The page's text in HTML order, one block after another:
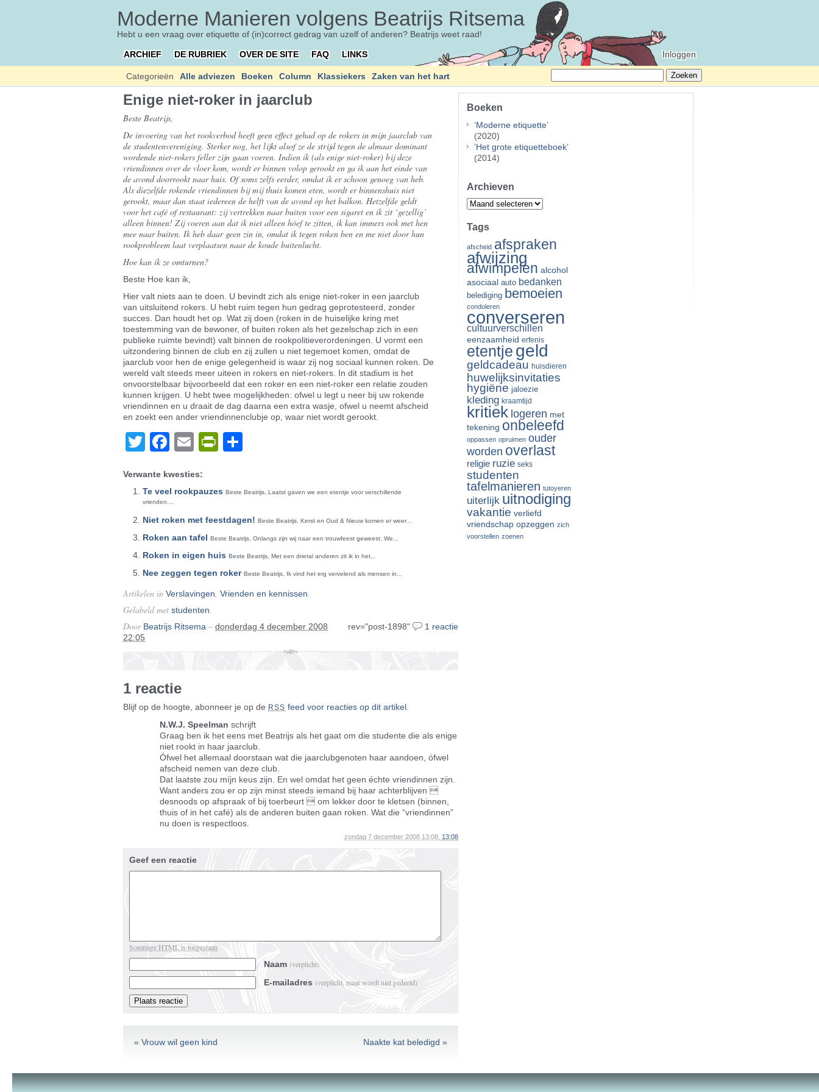
Moderne Manieren volgens Beatrijs Ritsema
Hebt u een vraag over etiquette of (in)correct gedrag van uzelf of anderen? Beatrijs weet raad!
ARCHIEF DE RUBRIEK OVER DE SITE FAQ LINKS
Inloggen
naar:
Categorieën Alle adviezen Boeken Column Klassiekers Zaken van het hart
Enige niet-roker in jaarclub
Beste Beatrijs,
De invoering van het rookverbod heeft geen effect gehad op de rokers in mijn jaarclub van
de studentenvereniging. Sterker nog, het lijkt alsof ze de strijd tegen de almaar dominant
wordende niet-rokers feller zijn gaan voeren. Indien ik (als enige niet-roker) bij deze
vriendinnen over de vloer kom, wordt er binnen volop gerookt en ga ik aan het einde van
de avond doorrookt naar huis. Of soms zelfs eerder, omdat ik er schoon genoeg van heb.
Als diezelfde rokende vriendinnen bij mij thuis komen eten, wordt er binnenshuis niet
gerookt, maar dan staat iedereen de helft van de avond op het balkon. Hetzelfde geldt
voor het café of restaurant: zij vertrekken naar buiten voor een sigaret en ik zit ‘gezellig’
alleen binnen! Zij voeren aan dat ik niet alleen hóef te zitten, ik kan immers ook met hen
mee naar buiten. Ik heb daar geen zin in, omdat ik tegen roken ben en me niet door hun
rookprobleem laat verplaatsen naar de koude buitenlucht.
Hoe kan ik ze omturnen?
Beste Hoe kan ik,
Hier valt niets aan te doen. U bevindt zich als enige niet-roker in een jaarclub
van uitsluitend rokers. U hebt ruim tegen hun gedrag geprotesteerd, zonder
succes. Dan houdt het op. Wat zij doen (roken in de huiselijke kring met
toestemming van de bewoner, of buiten roken als het gezelschap zich in een
publieke ruimte bevindt) valt binnen de rookpolitieverordeningen. U vormt een
uitzondering binnen de club en zij zullen u niet tegemoet komen, omdat de
jaarclub voor hen de enige gelegenheid is waar zij nog sociaal kunnen roken. De
wereld valt steeds meer uiteen in rokers en niet-rokers. In dit stadium is het
onvoorstelbaar bijvoorbeeld dat een roker en een niet-roker een relatie zouden
kunnen krijgen. U hebt twee mogelijkheden: ofwel u legt u neer bij uw rokende
vriendinnen en u draait de dag daarna een extra wasje, ofwel u neemt afscheid
en zoekt een ander vriendinnenclubje op, waar niet wordt gerookt.
TwitterFacebook
EmailPrintFriendly
Verwante kwesties:
Te veel rookpauzes Beste Beatrijs, Laatst gaven we een etentje voor verschillende
vrienden....
Niet roken met feestdagen! Beste Beatrijs, Kerst en Oud & Nieuw komen er weer...
Roken aan tafel Beste Beatrijs, Onlangs zijn wij naar een trouwfeest geweest. We...
Roken in eigen huis Beste Beatrijs, Met een drietal anderen zit ik in het...
Nee zeggen tegen roker Beste Beatrijs, Ik vind het erg vervelend als mensen in...
Artikelen in Verslavingen, Vrienden en kennissen.
Gelabeld met studenten.
rev="post-1898" 1 reactie
Door Beatrijs Ritsema – donderdag 4 december 2008
22:05
1 reactie
Blijf op de hoogte, abonneer je op de RSS feed voor reacties op dit artikel
N.W.J. Speelman schrijft
Graag ben ik het eens met Beatrijs als het gaat om die studente die als enige
niet rookt in haar jaarclub.
Ófwel het allemaal doorstaan wat die jaarclubgenoten haar aandoen, ófwel
afscheid nemen van deze club.
Dat laatste zou míjn keus zijn. En wel omdat het geen échte vriendinnen zijn.
Want anders zou er op zijn minst steeds iemand bij haar achterblijven 
desnoods op afspraak of bij toerbeurt  om lekker door te kletsen (binnen,
thuis of in het café) als de anderen buiten gaan roken. Wat die “vriendinnen”
nu doen is respectloos.
zondag 7 december 2008 13:08, 13:08
Geef een reactie
Sommige HTML is toegestaan
Naam (verplicht)
E-mailadres (verplicht, maar wordt niet gedeeld)
« Vrouw wil geen kind Naakte kat beledigd »
Boeken
‘Moderne etiquette’
(2020)
‘Het grote etiquetteboek’
(2014)
Archieven
Archieven
Tags
afscheid afspraken
afwijzing
afwimpelen alcohol
asociaal auto bedanken
belediging bemoeien
condoleren
converseren
cultuurverschillen
eenzaamheid erfenis
etentje geld
geldcadeau huisdieren
huwelijksinvitaties
hygiëne jaloezie
kleding kraamtijd
kritiek logeren met
tekening onbeleefd
oppassen opruimen ouder
worden overlast
religie ruzie seks
studenten
tafelmanieren tutoyeren
uiterlijk uitnodiging
vakantie verliefd
vriendschap opzeggen zich
voorstellen zoenen